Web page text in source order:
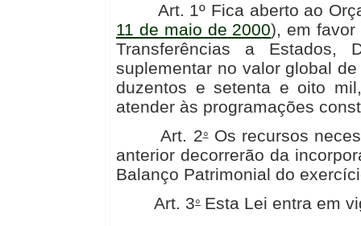
Art. 1º Fica aberto ao
11 de maio de 2000), em favor
Transferências a Estados,
suplementar no valor global
duzentos e setenta e oito
atender às programações
Art. 2°Os recursos
anterior decorrerão da
Balanço Patrimonial do
Art. 3° Esta Lei entra em